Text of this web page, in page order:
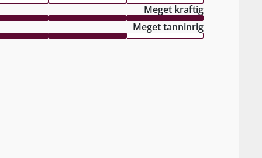
Meget kraftig
Meget tanninrig